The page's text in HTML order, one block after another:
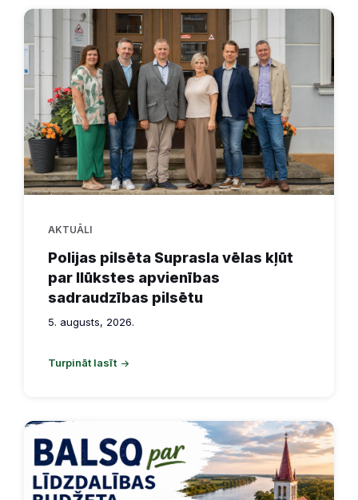
AKTUĀLI
Polijas pilsēta Suprasla vēlas kļūt
par Ilūkstes apvienības
sadraudzības pilsētu
5. augusts, 2026.
Turpināt lasīt